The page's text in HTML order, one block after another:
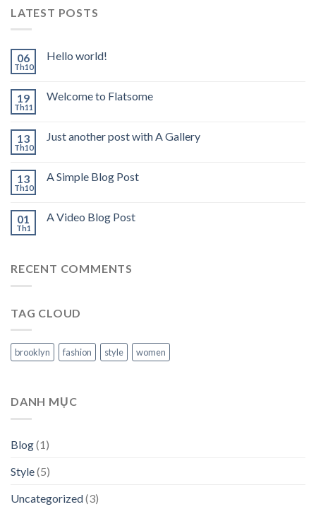
LATEST POSTS
06
Th10
Hello world!
19
Th11
Welcome to Flatsome
13
Th10
Just another post with A Gallery
13
Th10
A Simple Blog Post
01
Th1
A Video Blog Post
RECENT COMMENTS
TAG CLOUD
brooklyn fashion style women
DANH MỤC
Blog(1)
Style(5)
Uncategorized(3)